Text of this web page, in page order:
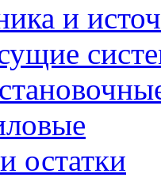
и
остатки